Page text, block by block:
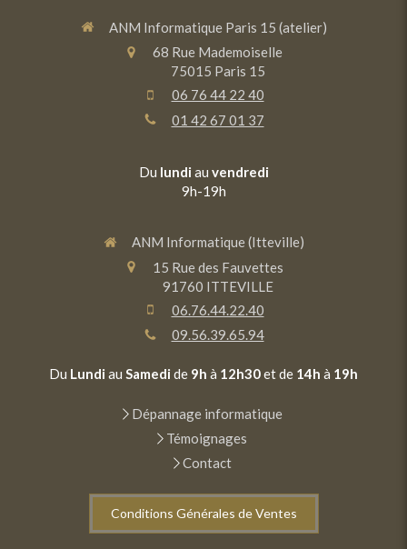
ANM Informatique Paris 15 (atelier)
68 Rue Mademoiselle
75015 Paris 15
06 76 44 22 40
01 42 67 01 37
Du lundi au vendredi
9h-19h
ANM Informatique (Itteville)
15 Rue des Fauvettes
91760 ITTEVILLE
06.76.44.22.40
09.56.39.65.94
Du Lundi au Samedi de 9h à 12h30et de 14h à 19h
Dépannage informatique
Témoignages
Contact
Conditions Générales de Ventes